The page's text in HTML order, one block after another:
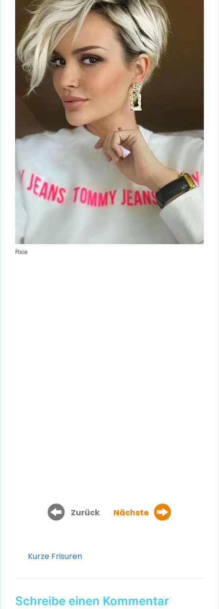
Pixie
Zurück Nächste
Kategorien
Kurze Frisuren
Schreibe einen Kommentar